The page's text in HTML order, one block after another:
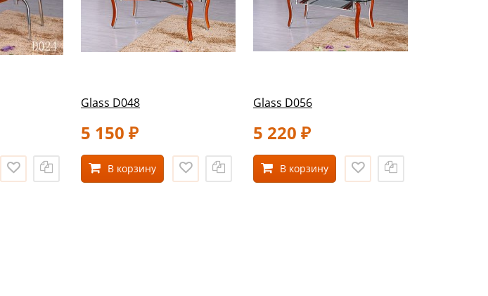
Glass D048
5 150 ₽
В корзину
Glass D056
5 220 ₽
В корзину